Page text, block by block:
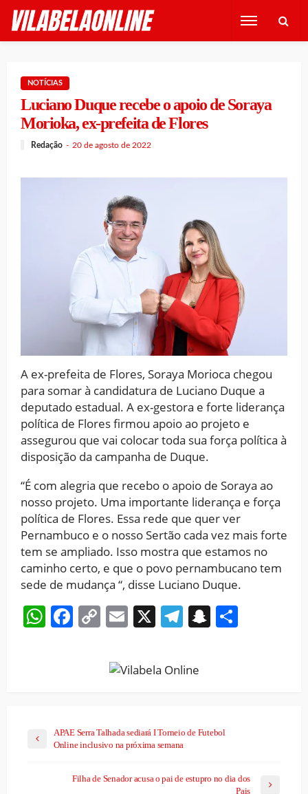
NOTÍCIAS
Luciano Duque recebe o apoio de Soraya
Morioka, ex-prefeita de Flores
Redação 20 de agosto de 2022
A ex-prefeita de Flores, Soraya Morioca chegou
para somar à candidatura de Luciano Duque a
deputado estadual. A ex-gestora e forte liderança
política de Flores firmou apoio ao projeto e
assegurou que vai colocar toda sua força política à
disposição da campanha de Duque.
“É com alegria que recebo o apoio de Soraya ao
nosso projeto. Uma importante liderança e força
política de Flores. Essa rede que quer ver
Pernambuco e o nosso Sertão cada vez mais forte
tem se ampliado. Isso mostra que estamos no
caminho certo, e que o povo pernambucano tem
sede de mudança “, disse Luciano Duque.
WhatsApp
Facebook
CopyEmail
X Telegram
Snapchat
APAE Serra Talhada sediará I Torneio de Futebol
Online inclusivo na próxima semana
Filha de Senador acusa o pai de estupro no dia dos
Pais